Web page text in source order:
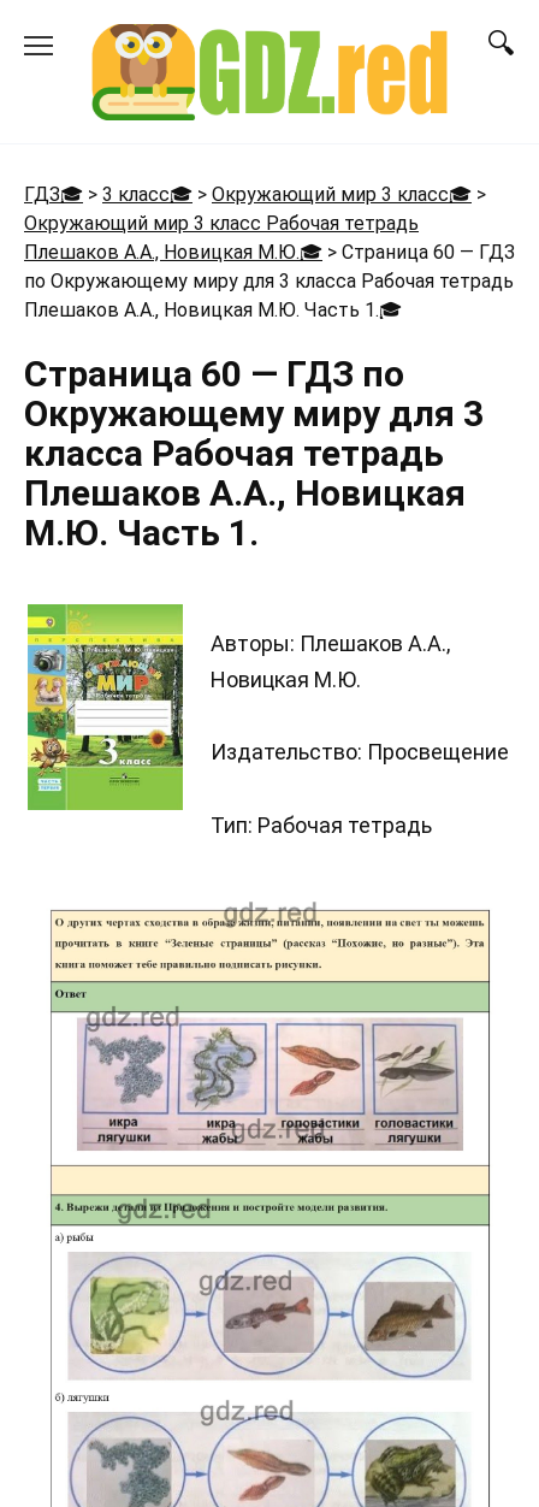
ГДЗ🎓 > 3 класс🎓 > Окружающий мир 3 класс🎓 >
Окружающий мир 3 класс Рабочая тетрадь
Плешаков А.А., Новицкая М.Ю.🎓 > Страница 60 — ГДЗ
по Окружающему миру для 3 класса Рабочая тетрадь
Плешаков А.А., Новицкая М.Ю. Часть 1.🎓
Страница 60 — ГДЗ по
Окружающему миру для 3
класса Рабочая тетрадь
Плешаков А.А., Новицкая
М.Ю. Часть 1.
Авторы: Плешаков А.А.,
Новицкая М.Ю.
Издательство: Просвещение
Тип: Рабочая тетрадь